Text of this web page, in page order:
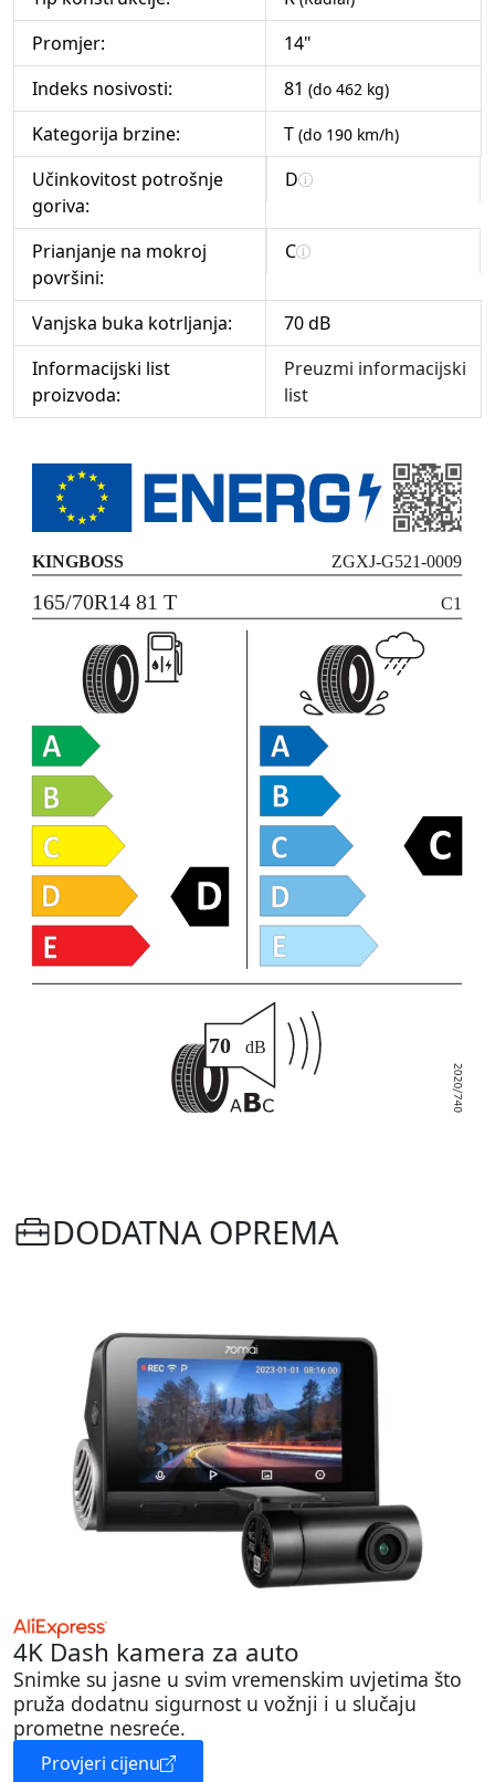
Promjer:
14"
Indeks nosivosti:
81 (do 462 kg)
Kategorija brzine: T (do 190 km/h)
Učinkovitost potrošnje
goriva:
D
Prianjanje na mokroj
površini:
C
Vanjska buka kotrljanja:
70 dB
Informacijski list
proizvoda:
Preuzmi informacijski
list
DODATNA OPREMA
4K Dash kamera za auto
Snimke su jasne u svim vremenskim uvjetima što
pruža dodatnu sigurnost u vožnji i u slučaju
prometne nesreće.
Provjeri cijenu